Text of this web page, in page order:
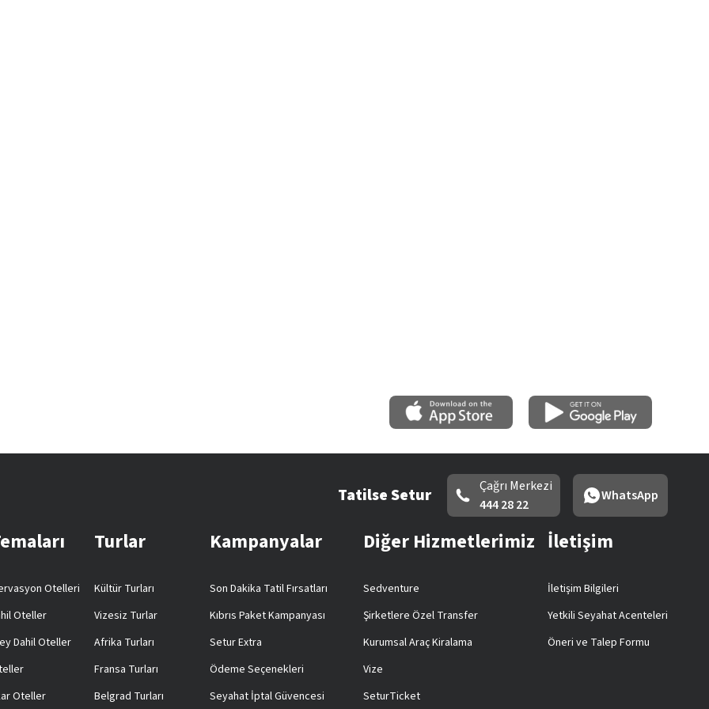
Tatilse Setur
Çağrı Merkezi
444 28 22
WhatsApp
Otelleri
Oteller
Dahil Oteller
Oteller
Turlar
Kültür Turları
Vizesiz Turlar
Afrika Turları
Fransa Turları
Belgrad Turları
Kampanyalar
Son Dakika Tatil Fırsatları
Kıbrıs Paket Kampanyası
Setur Extra
Ödeme Seçenekleri
Seyahat İptal Güvencesi
Diğer Hizmetlerimiz
Sedventure
Şirketlere Özel Transfer
Kurumsal Araç Kiralama
Vize
SeturTicket
İletişim
İletişim Bilgileri
Yetkili Seyahat Acenteleri
Öneri ve Talep Formu